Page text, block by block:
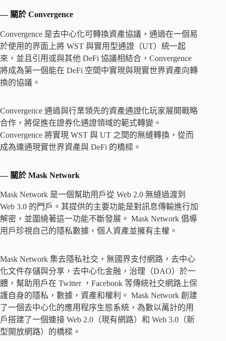
— 關於 Convergence
Convergence 是去中心化可轉換資產協議，通過在一個易
於使用的界面上將 WST 與實用型通證（UT）統一起
來，並且引用或與其他 DeFi 協議相結合，Convergence
將成為第一個能在 DeFi 空間中實現與現實世界資產向轉
換的協議。
Convergence 通過與行業領先的資產通證化玩家展開戰略
合作，將促進在證券化通證領域的範式轉變。
Convergence 將實現 WST 與 UT 之間的無縫轉換，從而
成為連通現實世界資產與 DeFi 的橋樑。
— 關於 Mask Network
Mask Network 是一個幫助用戶從 Web 2.0 無縫過渡到
Web 3.0 的門戶。其提供的主要功能是對訊息傳輸進行加
解密，並圍繞著這一功能不斷發展。 Mask Network 倡導
用戶珍視自己的隱私數據，個人資產並擁有主權。
Mask Network 集去隱私社交，無國界支付網路，去中心
化文件存儲與分享，去中心化金融，治理（DAO）於一
體，幫助用戶在 Twitter ，Facebook 等傳統社交網路上保
護自身的隱私，數據，資產和權利。 Mask Network 創建
了一個去中心化的應用程序生態系統，為數以萬計的用
戶搭建了一個連接 Web 2.0（現有網路）和 Web 3.0（新
型開放網路）的橋樑。